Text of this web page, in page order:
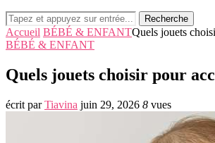
Recherche
Accueil BÉBÉ & ENFANTQuels jouets
BÉBÉ & ENFANT
Quels jouets choisir pour
écrit parTiavina juin 29, 2026 8 vues